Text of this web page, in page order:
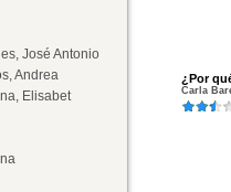
José Antonio
Andrea
Elisabet
¿Por
Carla